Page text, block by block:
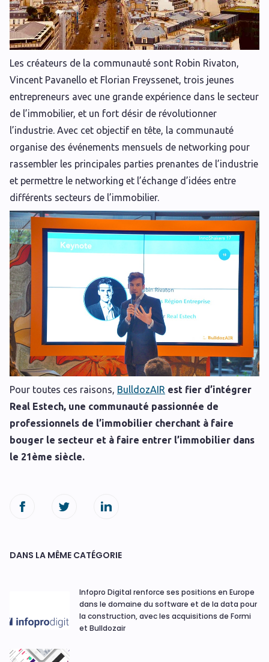
Les créateurs de la communauté sont Robin Rivaton,
Vincent Pavanello et Florian Freyssenet, trois jeunes
entrepreneurs avec une grande expérience dans le secteur
de l’immobilier, et un fort désir de révolutionner
l’industrie. Avec cet objectif en tête, la communauté
organise des événements mensuels de networking pour
rassembler les principales parties prenantes de l’industrie
et permettre le networking et l’échange d’idées entre
différents secteurs de l’immobilier.
Pour toutes ces raisons, BulldozAIR est fier d’intégrer
Real Estech, une communauté passionnée de
professionnels de l’immobilier cherchant à faire
bouger le secteur et à faire entrer l’immobilier dans
le 21ème siècle.
DANS LA MÊME CATÉGORIE
Infopro Digital renforce ses positions en Europe
dans le domaine du software et de la data pour
la construction, avec les acquisitions de Formi
et Bulldozair